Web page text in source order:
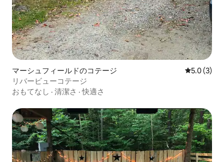
マーシュフィールドのコテージ レビュー3
5.0 (3)
リバービューコテージ
おもてなし · 清潔さ ·快適さ